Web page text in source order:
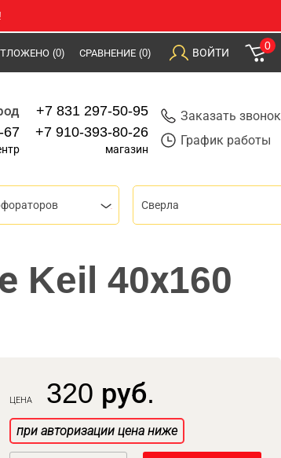
(0) СРАВНЕНИЕ (0) ВОЙТИ
0
67
+7 831 297-50-95
+7 910-393-80-26
магазин
Заказать звонок
График работы
Сверла
Keil 40х160
ЦЕНА 320 руб.
при авторизации цена ниже